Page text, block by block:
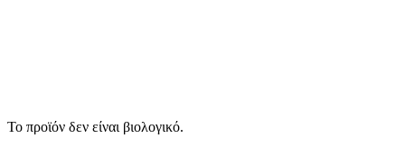
Το προϊόν δεν είναι βιολογικό.